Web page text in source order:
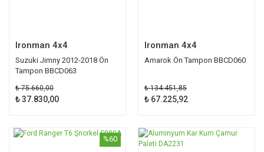
Ironman 4x4
Suzuki Jimny 2012-2018 Ön
Tampon BBCD063
₺ 75.660,00
₺ 37.830,00
Ironman 4x4
Amarok Ön Tampon BBCD060
₺ 134.451,85
₺ 67.225,92
%60